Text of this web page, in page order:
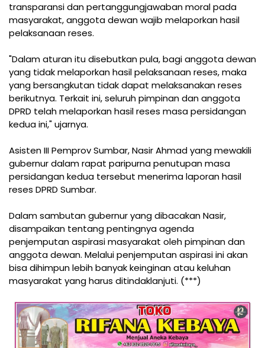
transparansi dan pertanggungjawaban moral pada
masyarakat, anggota dewan wajib melaporkan hasil
pelaksanaan reses.
"Dalam aturan itu disebutkan pula, bagi anggota dewan
yang tidak melaporkan hasil pelaksanaan reses, maka
yang bersangkutan tidak dapat melaksanakan reses
berikutnya. Terkait ini, seluruh pimpinan dan anggota
DPRD telah melaporkan hasil reses masa persidangan
kedua ini," ujarnya.
Asisten III Pemprov Sumbar, Nasir Ahmad yang mewakili
gubernur dalam rapat paripurna penutupan masa
persidangan kedua tersebut menerima laporan hasil
reses DPRD Sumbar.
Dalam sambutan gubernur yang dibacakan Nasir,
disampaikan tentang pentingnya agenda
penjemputan aspirasi masyarakat oleh pimpinan dan
anggota dewan. Melalui penjemputan aspirasi ini akan
bisa dihimpun lebih banyak keinginan atau keluhan
masyarakat yang harus ditindaklanjuti. (***)